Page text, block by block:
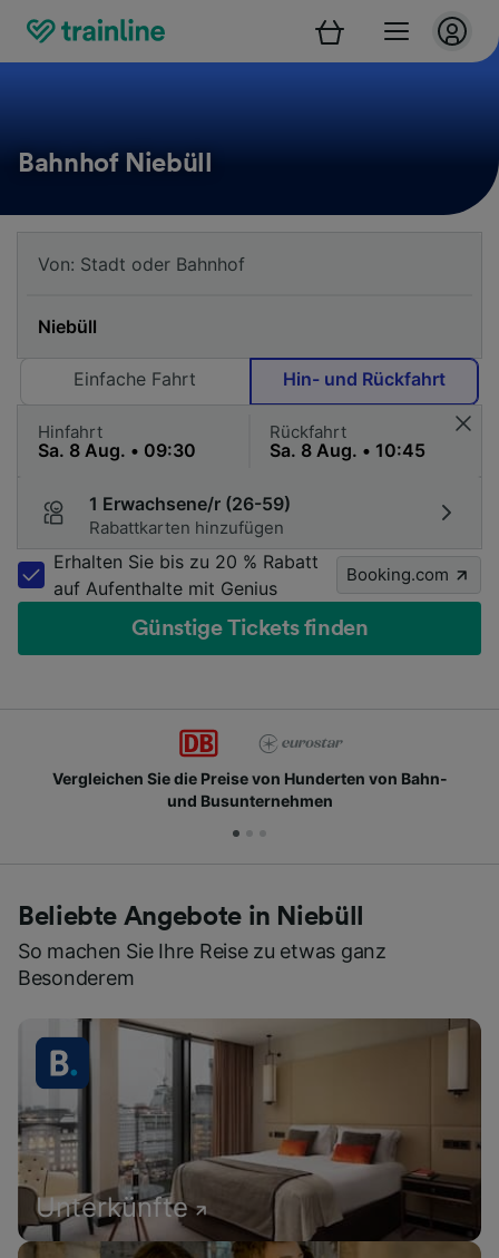
Bahnhof Niebüll
Einfache Fahrt Hin- und Rückfahrt
Hinfahrt Rückfahrt
1 Erwachsene/r (26-59)
Rabattkarten hinzufügen
Erhalten Sie bis zu 20 % Rabatt
auf Aufenthalte mit Genius
Booking.com
Günstige Tickets finden
Schließen Sie sich Millionen täglichen Nutzern an
Beliebte Angebote in Niebüll
So machen Sie Ihre Reise zu etwas ganz
Besonderem
Unterkünfte